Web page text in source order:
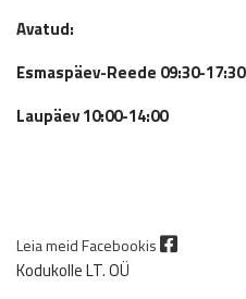
Avatud:
Esmaspäev-Reede 09:30-17:30
Laupäev 10:00-14:00
Leia meid Facebookis
Kodukolle LT. OÜ